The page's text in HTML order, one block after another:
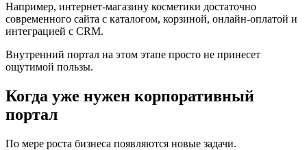
Например, интернет-магазину косметики достаточно
современного сайта с каталогом, корзиной, онлайн-оплатой и
интеграцией с CRM.
Внутренний портал на этом этапе просто не принесет
ощутимой пользы.
Когда уже нужен корпоративный
портал
По мере роста бизнеса появляются новые задачи.